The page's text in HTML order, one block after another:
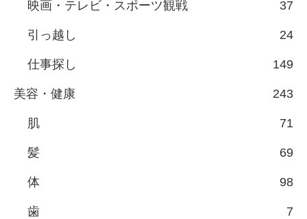
映画・テレビ・スポーツ観戦 37
引っ越し 24
仕事探し 149
美容・健康 243
肌 71
髪 69
体 98
歯 7